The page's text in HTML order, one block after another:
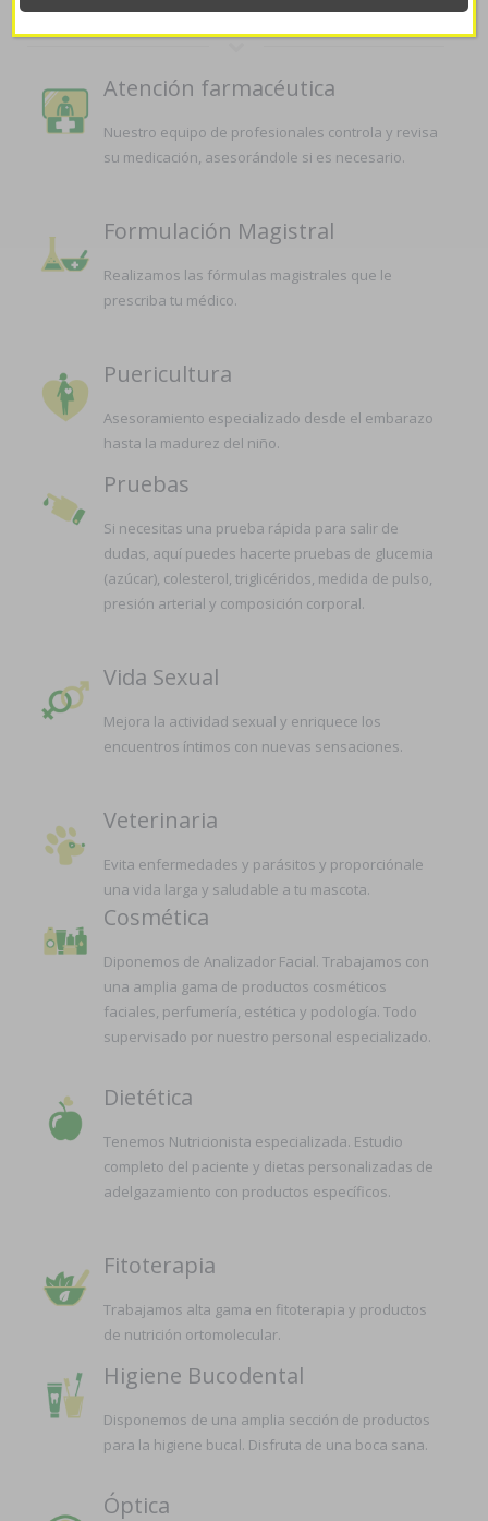
Atención farmacéutica
Nuestro equipo de profesionales controla y revisa
su medicación, asesorándole si es necesario.
Formulación Magistral
Realizamos las fórmulas magistrales que le
prescriba tu médico.
Puericultura
Asesoramiento especializado desde el embarazo
hasta la madurez del niño.
Pruebas
Si necesitas una prueba rápida para salir de
dudas, aquí puedes hacerte pruebas de glucemia
(azúcar), colesterol, triglicéridos, medida de pulso,
presión arterial y composición corporal.
Vida Sexual
Mejora la actividad sexual y enriquece los
encuentros íntimos con nuevas sensaciones.
Veterinaria
Evita enfermedades y parásitos y proporciónale
una vida larga y saludable a tu mascota.
Cosmética
Diponemos de Analizador Facial. Trabajamos con
una amplia gama de productos cosméticos
faciales, perfumería, estética y podología. Todo
supervisado por nuestro personal especializado.
Dietética
Tenemos Nutricionista especializada. Estudio
completo del paciente y dietas personalizadas de
adelgazamiento con productos específicos.
Fitoterapia
Trabajamos alta gama en fitoterapia y productos
de nutrición ortomolecular.
Higiene Bucodental
Disponemos de una amplia sección de productos
para la higiene bucal. Disfruta de una boca sana.
Óptica